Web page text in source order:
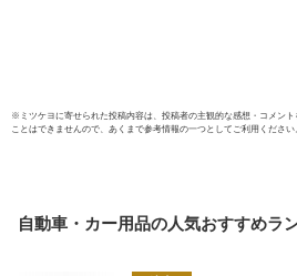
※ ミツケヨに寄せられた投稿内容は、投稿者の主観的な感想・コメン
ことはできませんので、あくまで参考情報の一つとしてご利用ください
自動車・カー用品の人気おすすめラ